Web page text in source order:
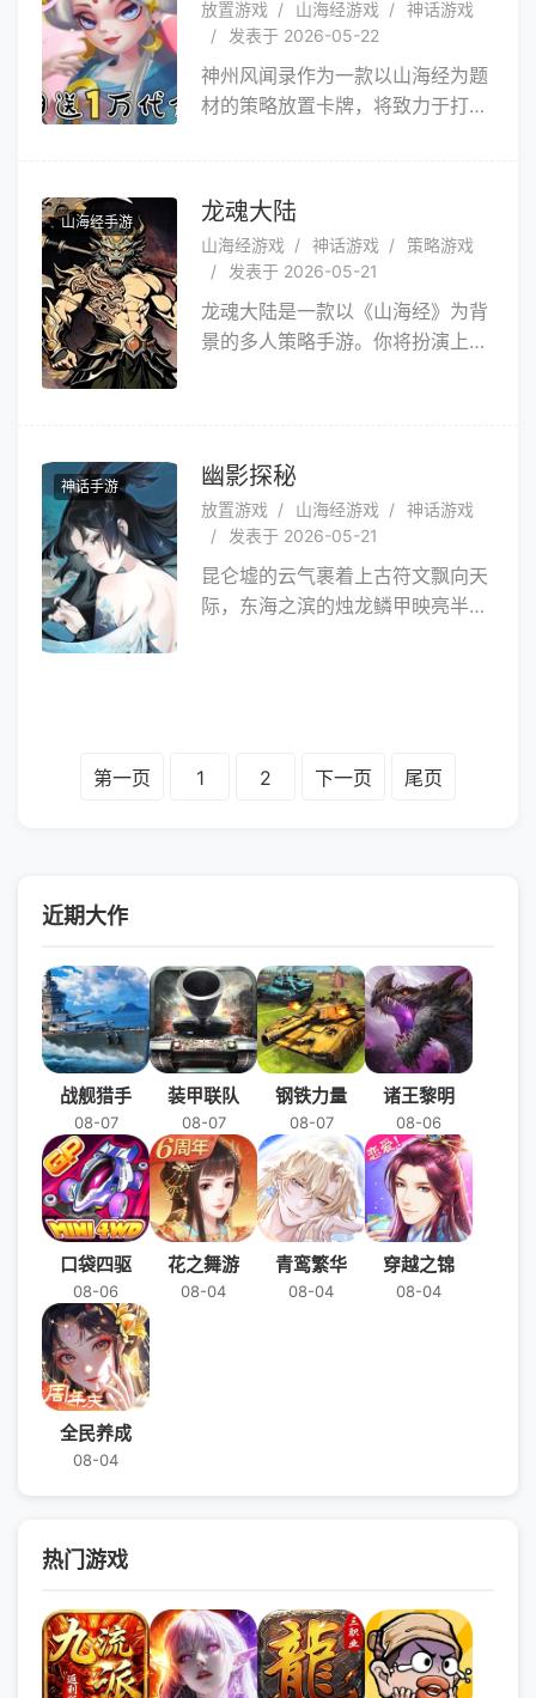
山海保卫战！你身为至宝守护者的
神君，将与继承「守护」意志的各
路神仙，一同穿越多重神话世界，
夺回万华卷修正被扭曲的历史，一
放置游戏 山海经游戏
神话游戏
发表于 2026-05-22
神州风闻录作为一款以山海经为题
材的策略放置卡牌，将致力于打造
山海经手游 龙魂大陆
山海经游戏 神话游戏
策略游戏
发表于 2026-05-21
龙魂大陆是一款以《山海经》为背
景的多人策略手游。你将扮演上古
的诸侯争霸。
神话手游 幽影探秘
放置游戏 山海经游戏
神话游戏
发表于 2026-05-21
昆仑墟的云气裹着上古符文飘向天
际，东海之滨的烛龙鳞甲映亮半片
处。你将化身 “大荒引灵者”，手握
第一页 1 2 下一页 尾页
近期大作
战舰猎手
08-07
装甲联队
08-07
钢铁力量
08-07
诸王黎明
08-06
口袋四驱
08-06
花之舞游
08-04
青鸾繁华
08-04
穿越之锦
08-04
全民养成
08-04
热门游戏